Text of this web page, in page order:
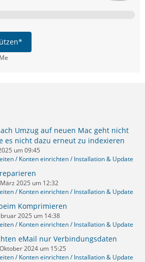
Umzug auf neuen Mac geht nicht
es nicht dazu erneut zu indexieren
um 09:45
/ Konten einrichten / Installation & Update
2025 um 12:32
/ Konten einrichten / Installation & Update
Komprimieren
2025 um 14:38
/ Konten einrichten / Installation & Update
eMail nur Verbindungsdaten
2024 um 15:25
/ Konten einrichten / Installation & Update